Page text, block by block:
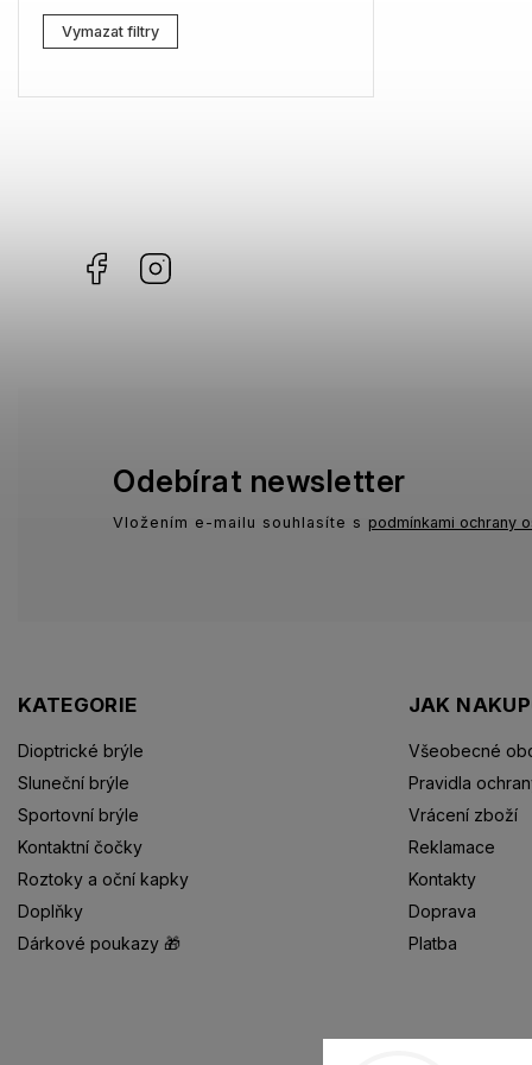
Lacoste
Marc Jacobs
Vymazat filtry
Facebook
KATEGORIE
Dioptrické brýle
Sluneční brýle
Sportovní brýle
Kontaktní čočky
Roztoky a oční kapky
Doplňky
Dárkové poukazy 🎁
JAK
Všeobecné
Pravidla
Vrácení zboží
Reklamace
Kontakty
Doprava
Platba
Odebírat newsletter
Vložením e-mailu souhlasíte s podmínkami ochrany